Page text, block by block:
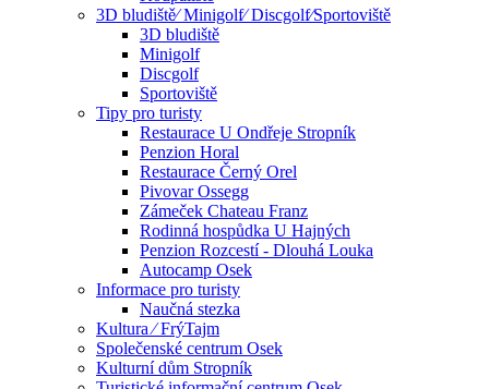
3D bludiště⁄ Minigolf⁄ Discgolf⁄Sportoviště
3D bludiště
Minigolf
Discgolf
Sportoviště
Tipy pro turisty
Restaurace U Ondřeje Stropník
Penzion Horal
Restaurace Černý Orel
Pivovar Ossegg
Zámeček Chateau Franz
Rodinná hospůdka U Hajných
Penzion Rozcestí - Dlouhá Louka
Autocamp Osek
Informace pro turisty
Naučná stezka
Kultura ⁄ FrýTajm
Společenské centrum Osek
Kulturní dům Stropník